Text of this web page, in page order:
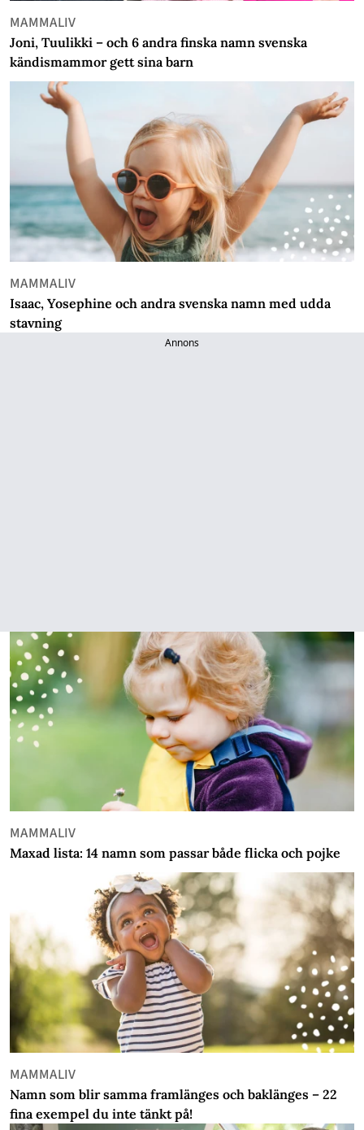
MAMMALIV
Joni, Tuulikki – och 6 andra finska namn svenska
kändismammor gett sina barn
MAMMALIV
Isaac, Yosephine och andra svenska namn med udda
stavning
Annons
MAMMALIV
Maxad lista: 14 namn som passar både flicka och pojke
MAMMALIV
Namn som blir samma framlänges och baklänges – 22
fina exempel du inte tänkt på!